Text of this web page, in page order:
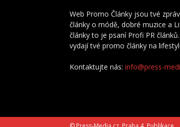
Web Promo Články jsou tvé
články o módě, dobré muzice a
články to je psaní Profi PR
vydají tvé promo články na
Kontaktujte nás: info@press-